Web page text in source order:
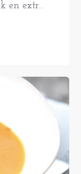
en extr...